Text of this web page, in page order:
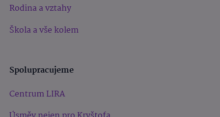
Rodina a vztahy
Škola a vše kolem
Spolupracujeme
Centrum LIRA